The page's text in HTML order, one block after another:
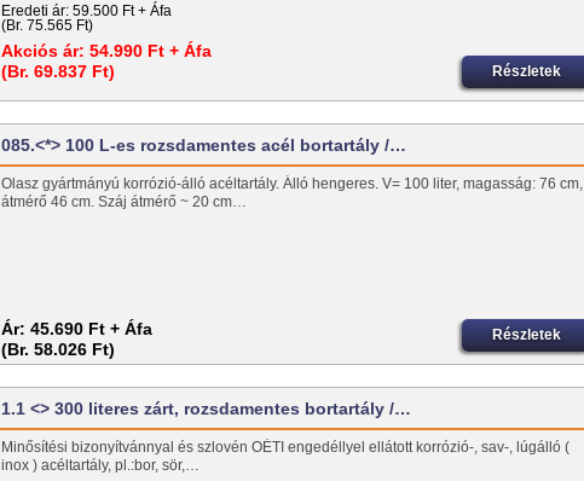
Eredeti ár: 59.500 Ft + Áfa
(Br. 75.565 Ft)
Akciós ár: 54.990 Ft + Áfa
(Br. 69.837 Ft)
Részletek
085.<*> 100 L-es rozsdamentes acél bortartály /…
Olasz gyártmányú korrózió-álló acéltartály. Álló hengeres. V= 100 liter, magasság: 76 cm,
átmérő 46 cm. Száj átmérő ~ 20 cm…
Ár: 45.690 Ft + Áfa
(Br. 58.026 Ft)
Részletek
1.1 <> 300 literes zárt, rozsdamentes bortartály /…
Minősítési bizonyítvánnyal és szlovén OÉTI engedéllyel ellátott korrózió-, sav-, lúgálló (
inox ) acéltartály, pl.:bor, sör,…